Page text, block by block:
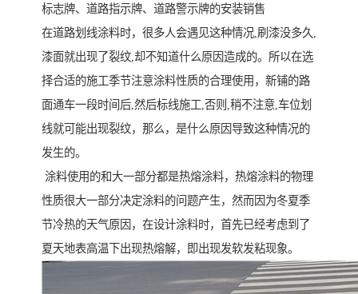
标志牌、道路指示牌、道路警示牌的安装销售
在道路划线涂料时，很多人会遇见这种情况,刷漆没多久,
漆面就出现了裂纹,却不知道什么原因造成的。所以在选
择合适的施工季节注意涂料性质的合理使用，新铺的路
面通车一段时间后,然后标线施工,否则,稍不注意,车位划
线就可能出现裂纹，那么，是什么原因导致这种情况的
发生的。
涂料使用的和大一部分都是热熔涂料，热熔涂料的物理
性质很大一部分决定涂料的问题产生，然而因为冬夏季
节冷热的天气原因，在设计涂料时，首先已经考虑到了
夏天地表高温下出现热熔解，即出现发软发粘现象。